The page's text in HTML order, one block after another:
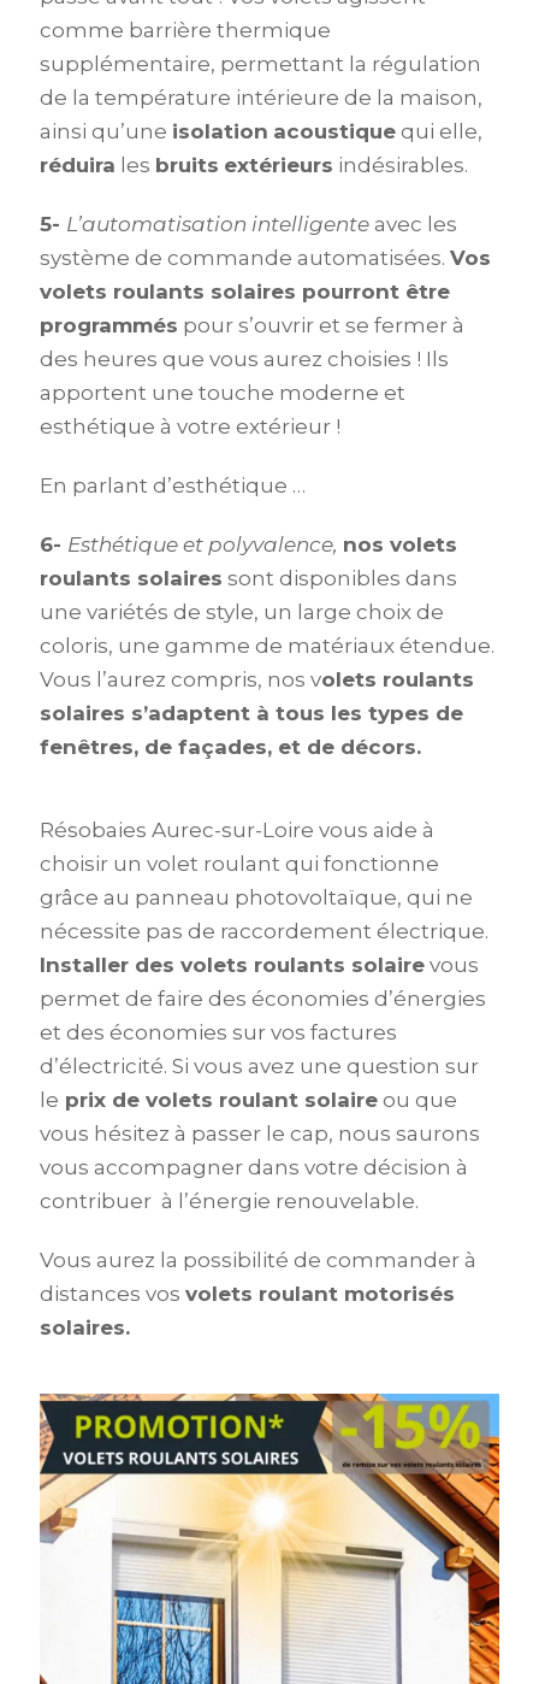
comme barrière thermique
supplémentaire, permettant la régulation
de la température intérieure de la maison,
ainsi qu’une isolation acoustique qui elle,
réduira les bruits extérieurs indésirables.
5- L’automatisation intelligente avec les
système de commande automatisées. Vos
volets roulants solaires pourront être
programmés pour s’ouvrir et se fermer à
des heures que vous aurez choisies ! Ils
apportent une touche moderne et
esthétique à votre extérieur !
En parlant d’esthétique …
6- Esthétique et polyvalence, nos volets
roulants solaires sont disponibles dans
une variétés de style, un large choix de
coloris, une gamme de matériaux étendue.
Vous l’aurez compris, nos volets roulants
solaires s’adaptent à tous les types de
fenêtres, de façades, et de décors.
Résobaies Aurec-sur-Loire vous aide à
choisir un volet roulant qui fonctionne
grâce au panneau photovoltaïque, qui ne
nécessite pas de raccordement électrique.
Installer des volets roulants solaire vous
permet de faire des économies d’énergies
et des économies sur vos factures
d’électricité. Si vous avez une question sur
le prix de volets roulant solaire ou que
vous hésitez à passer le cap, nous saurons
vous accompagner dans votre décision à
contribuer à l’énergie renouvelable.
Vous aurez la possibilité de commander à
distances vos volets roulant motorisés
solaires.